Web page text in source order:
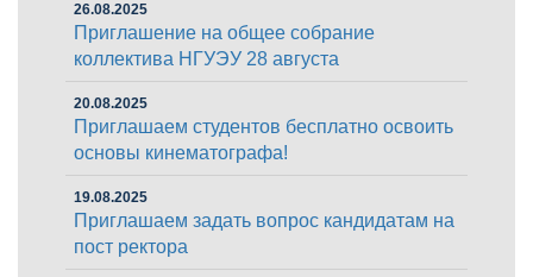
26.08.2025
Приглашение на общее собрание
коллектива НГУЭУ 28 августа
20.08.2025
Приглашаем студентов бесплатно освоить
основы кинематографа!
19.08.2025
Приглашаем задать вопрос кандидатам на
пост ректора